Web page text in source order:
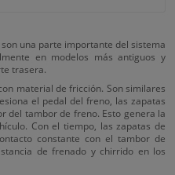
una parte importante del sistema
en modelos más antiguos y
trasera.
material de fricción. Son similares
el pedal del freno, las zapatas
del tambor de freno. Esto genera la
Con el tiempo, las zapatas de
constante con el tambor de
de frenado y chirrido en los